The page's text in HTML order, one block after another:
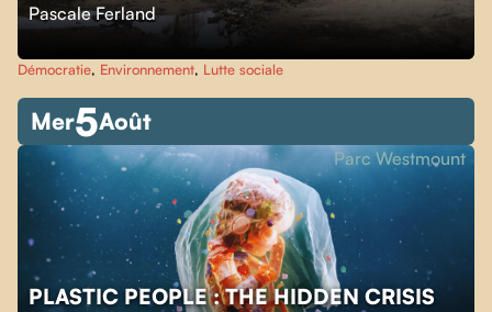
Pascale Ferland
Démocratie, Environnement, Lutte sociale
Mer5Août
PLASTIC PEOPLE : THE HIDDEN CRISIS
Parc Westmount